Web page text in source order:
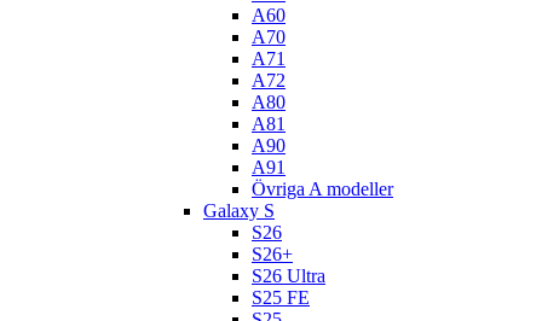
A60
A70
A71
A72
A80
A81
A90
A91
Övriga A modeller
Galaxy S
S26
S26+
S26 Ultra
S25 FE